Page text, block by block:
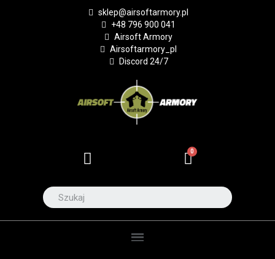
sklep@airsoftarmory.pl
+48 796 900 041
Airsoft Armory
Airsoftarmory_pl
Discord 24/7